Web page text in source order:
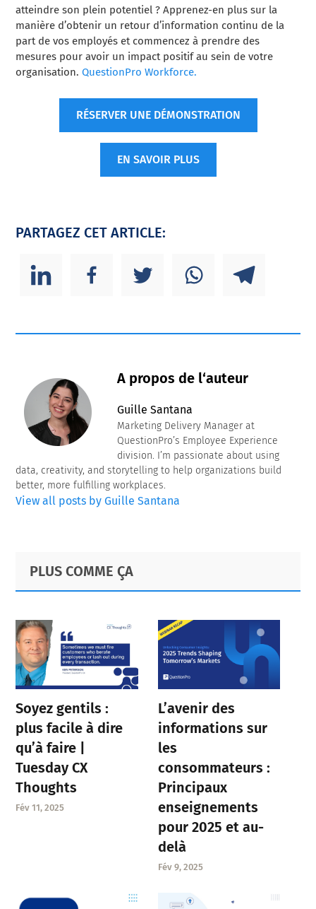
atteindre son plein potentiel ? Apprenez-en plus sur la
manière d’obtenir un retour d’information continu de la
part de vos employés et commencez à prendre des
mesures pour avoir un impact positif au sein de votre
organisation. QuestionPro Workforce.
RÉSERVER UNE DÉMONSTRATION
EN SAVOIR PLUS
PARTAGEZ CET ARTICLE:
A propos de l‘auteur
Guille Santana
Marketing Delivery Manager at
QuestionPro’s Employee Experience
division. I’m passionate about using
data, creativity, and storytelling to help organizations build
better, more fulfilling workplaces.
View all posts by Guille Santana
Primary
Sidebar
Footer
PLUS COMME ÇA
Soyez gentils :
plus facile à dire
qu’à faire |
Tuesday CX
Thoughts
Fév 11, 2025
L’avenir des
informations sur
les
consommateurs :
Principaux
enseignements
pour 2025 et au-
delà
Fév 9, 2025